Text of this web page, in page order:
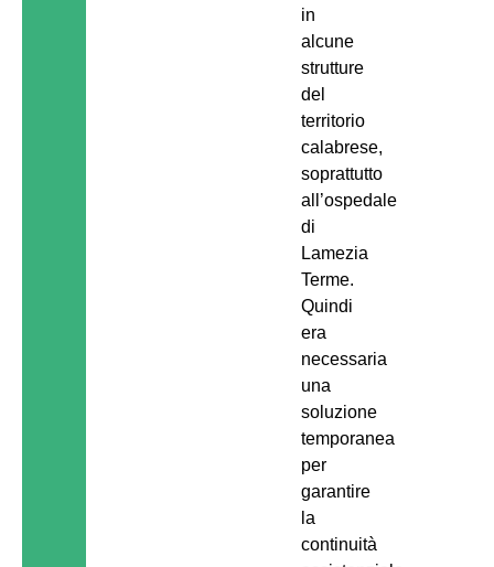
in
alcune
strutture
del
territorio
calabrese,
soprattutto
all’ospedale
di
Lamezia
Terme.
Quindi
era
necessaria
una
soluzione
temporanea
per
garantire
la
continuità